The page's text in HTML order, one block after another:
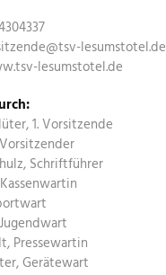
@tsv-lesumstotel.de
lesumstotel.de
1. Vorsitzende
Schriftführer
Pressewartin
Gerätewart